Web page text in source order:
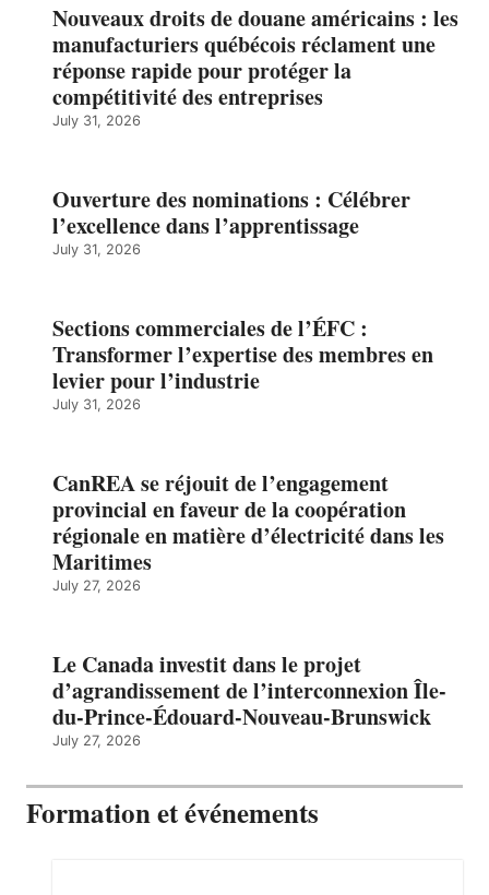
Nouveaux droits de douane américains : les
manufacturiers québécois réclament une
réponse rapide pour protéger la
compétitivité des entreprises
July 31, 2026
Ouverture des nominations : Célébrer
l’excellence dans l’apprentissage
July 31, 2026
Sections commerciales de l’ÉFC :
Transformer l’expertise des membres en
levier pour l’industrie
July 31, 2026
CanREA se réjouit de l’engagement
provincial en faveur de la coopération
régionale en matière d’électricité dans les
Maritimes
July 27, 2026
Le Canada investit dans le projet
d’agrandissement de l’interconnexion Île-
du-Prince-Édouard-Nouveau-Brunswick
July 27, 2026
Formation et événements